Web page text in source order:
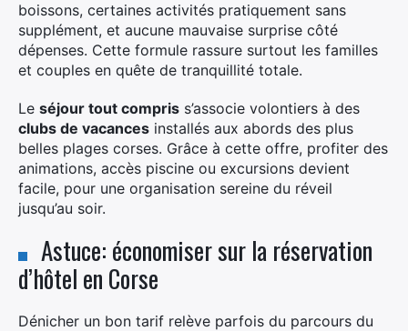
boissons, certaines activités pratiquement sans
supplément, et aucune mauvaise surprise côté
dépenses. Cette formule rassure surtout les familles
et couples en quête de tranquillité totale.
Le séjour tout compris s’associe volontiers à des
clubs de vacances installés aux abords des plus
belles plages corses. Grâce à cette offre, profiter des
animations, accès piscine ou excursions devient
facile, pour une organisation sereine du réveil
jusqu’au soir.
Astuce: économiser sur la réservation
d’hôtel en Corse
Dénicher un bon tarif relève parfois du parcours du